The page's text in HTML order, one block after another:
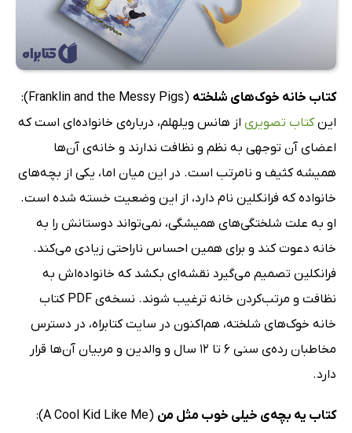
کتاب خانه خوک‌های شلخته
(Franklin and the Messy Pigs):
اینکتاب تصویری از هانس ویلهلم، درباره‌ی خانواده‌ای است که
اعضای آن توجهی به نظم و نظافت ندارند و خانه‌ی آن‌ها
همیشه کثیف و نامرتب است. در این میان اما، یکی از بچه‌های
خانواده که فرانکلین نام دارد، از این وضعیت خسته شده است.
او به علت شلختگی‌های همیشگی، نمی‌تواند دوستانش را به
خانه دعوت کند و برای همین احساس ناراحتی زیادی می‌کند.
فرانکلین تصمیم می‌گیرد نقشه‌ای بکشد که خانواده‌اش به
نظافت و مرتب‌کردن خانه ترغیب شوند. نسخه‌ی PDF کتاب
خانه خوک‌های شلخته، هم‌اکنون در سایت کتابراه، در دسترس
مخاطبان رده‌ی سنی 6 تا 12 سال و والدین و مربیان آن‌ها قرار
دارد.
کتاب یه بچه‌ی خیلی خوب مثل من
(A Cool Kid Like Me):